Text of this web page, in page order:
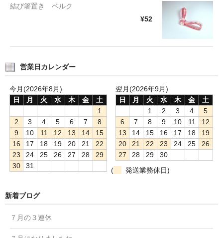
結び箸置き ベルク
¥52
営業日カレンダー
今月(2026年8月)
日
月 火 水 木 金
土
1
2
3 4 5 6 7
8
9
10 11 12 13 14
15
16
17 18 19 20 21
22
23
24 25 26 27 28
29
30
31
翌月(2026年9月)
日
月 火 水 木 金
土
1
2 3 4
5
6
7 8 9 10 11
12
13
14 15 16 17 18
19
20
21 22 23 24 25
26
27
28 29
30
(
発送業務休日)
新着ブログ
７月の３連休